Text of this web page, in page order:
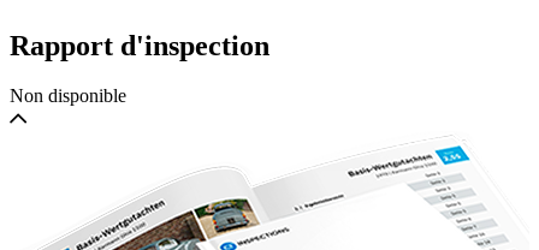
Rapport d'inspection
Non disponible